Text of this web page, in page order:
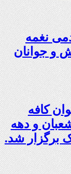
نغمه
و جوانان
کافه
و دهه
برگزار شد.